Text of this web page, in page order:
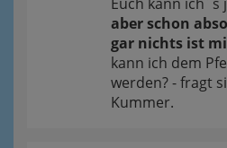
aber schon
gar nichts ist
kann ich dem
werden? - fragt
Kummer.